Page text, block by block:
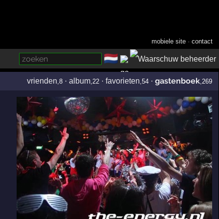
mobiele site ·contact
🇳🇱
vrienden ,8 ·album ,22 ·favorieten ,54 ·gastenboek ,269